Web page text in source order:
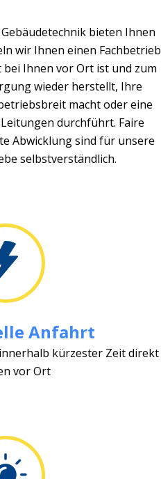
bieten Ihnen
wir Ihnen einen Fachbetrieb
Ihnen vor Ort ist und zum
wieder herstellt, Ihre
macht oder eine
durchführt. Faire
Abwicklung sind für unsere
selbstverständlich.
Anfahrt
kürzester Zeit direkt
vor Ort